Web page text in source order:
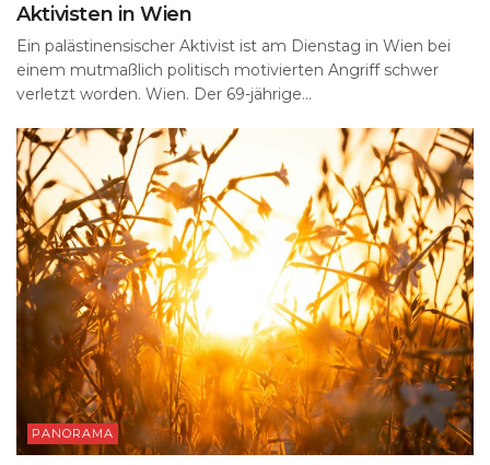
Aktivisten in Wien
Ein palästinensischer Aktivist ist am Dienstag in Wien bei
einem mutmaßlich politisch motivierten Angriff schwer
verletzt worden. Wien. Der 69-jährige...
PANORAMA